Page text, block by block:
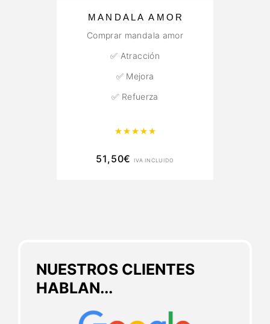
NUESTROS CLIENTES
HABLAN...
MANDALA AMOR
Comprar mandala amor
✅ Atracción
✅ Mejora
✅ Refuerza
Valorado con
51,50€ IVA INCLUIDO